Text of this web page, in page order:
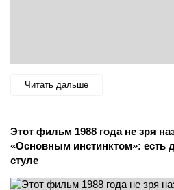
Читать дальше
Этот фильм 1988 года не зря
«Основным инстинктом»: есть
стуле